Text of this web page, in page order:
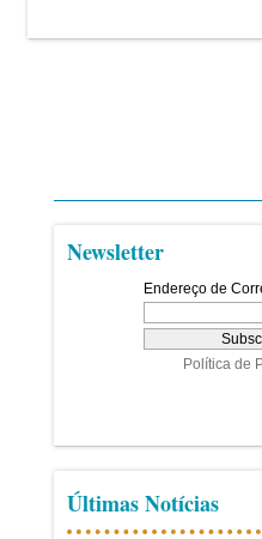
Newsletter
Últimas Notícias